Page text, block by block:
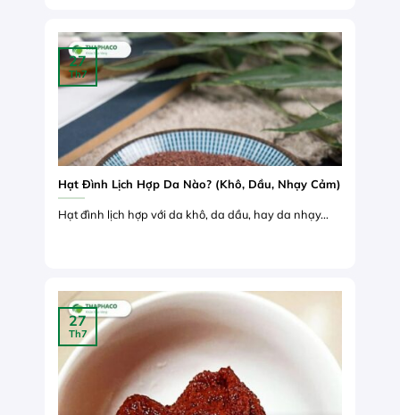
Hạt Đình Lịch Hợp Da Nào? (Khô, Dầu, Nhạy Cảm)
Hạt đình lịch hợp với da khô, da dầu, hay da nhạy...
27
Th7
27
Th7